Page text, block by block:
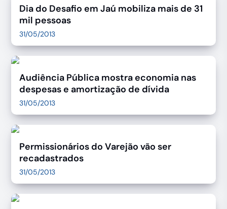
Dia do Desafio em Jaú mobiliza mais de 31
mil pessoas
31/05/2013
Audiência Pública mostra economia nas
despesas e amortização de dívida
31/05/2013
Permissionários do Varejão vão ser
recadastrados
31/05/2013